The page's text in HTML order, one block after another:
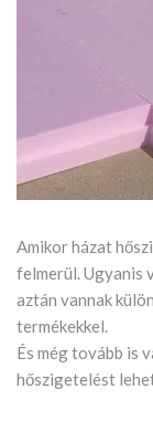
Amikor házat
felmerül. Ugyanis
aztán vannak
termékekkel.
És még tovább is
hőszigetelést